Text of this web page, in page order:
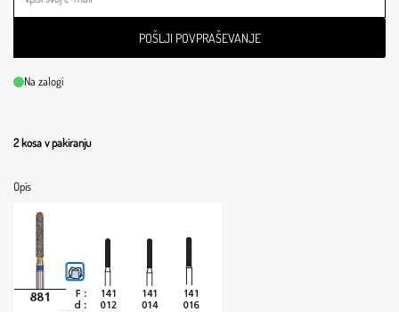
POŠLJI POVPRAŠEVANJE
Na zalogi
2 kosa v pakiranju
Opis